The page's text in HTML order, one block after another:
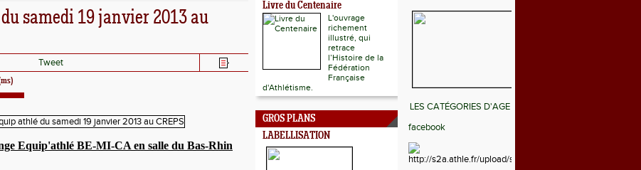
samedi 19 janvier 2013 au
Tweet
Equip'athlé BE-MI-CA en salle du Bas-Rhin
Livre du Centenaire
L'ouvrage
richement
illustré, qui
retrace
l’Histoire de la
Fédération
Française
d'Athlétisme.
GROS PLANS
LABELLISATION
LES CATÉGORIES D'AGE
facebook